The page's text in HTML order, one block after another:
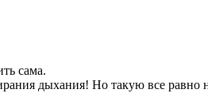
сама.
дыхания! Но такую все равно